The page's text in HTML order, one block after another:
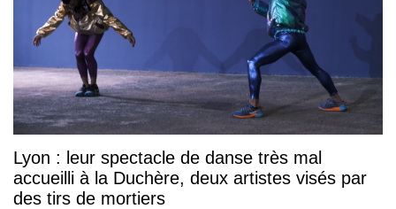
Lyon : leur spectacle de danse très mal
accueilli à la Duchère, deux artistes visés par
des tirs de mortiers